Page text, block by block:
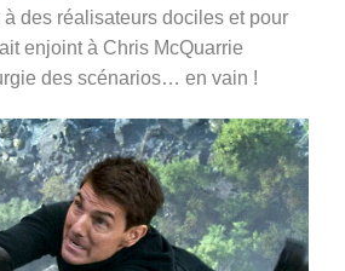
des réalisateurs dociles et pour
enjoint à Chris McQuarrie
des scénarios… en vain !